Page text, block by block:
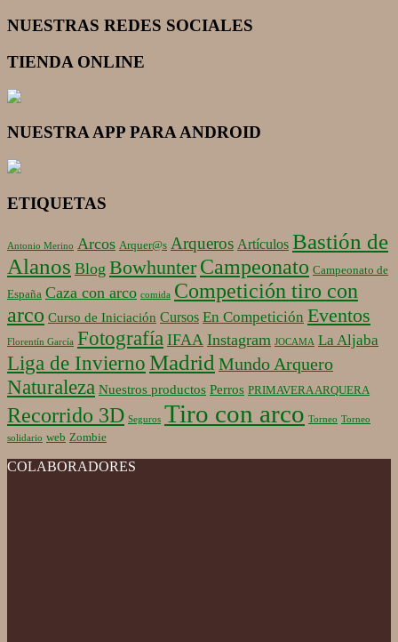
NUESTRAS REDES SOCIALES
TIENDA ONLINE
NUESTRA APP PARA ANDROID
ETIQUETAS
Antonio Merino Arcos Arquer@s Arqueros Artículos Bastión de
Alanos Blog Bowhunter Campeonato Campeonato de
España Caza con arco comida Competición tiro con
arco Curso de Iniciación Cursos En Competición Eventos
Florentín García Fotografía IFAA Instagram JOCAMA La Aljaba
Liga de Invierno Madrid Mundo Arquero
Naturaleza Nuestros productos Perros PRIMAVERA ARQUERA
Recorrido 3D Seguros Tiro con arco Torneo Torneo
solidario web Zombie
COLABORADORES